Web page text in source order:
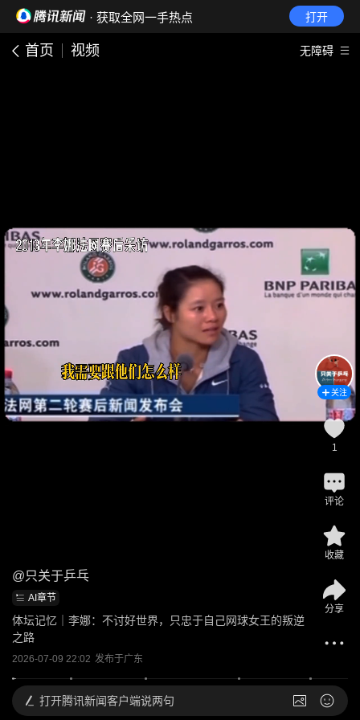
· 获取全网一手热点 打开
首页 视频 无障碍
@只关于乒乓
AI章节
体坛记忆｜李娜：不讨好世界，只忠于自己网球女王的叛逆
之路
2026-07-09 22:02 发布于广东
关注
1
评论
收藏
分享
打开腾讯新闻客户端说两句